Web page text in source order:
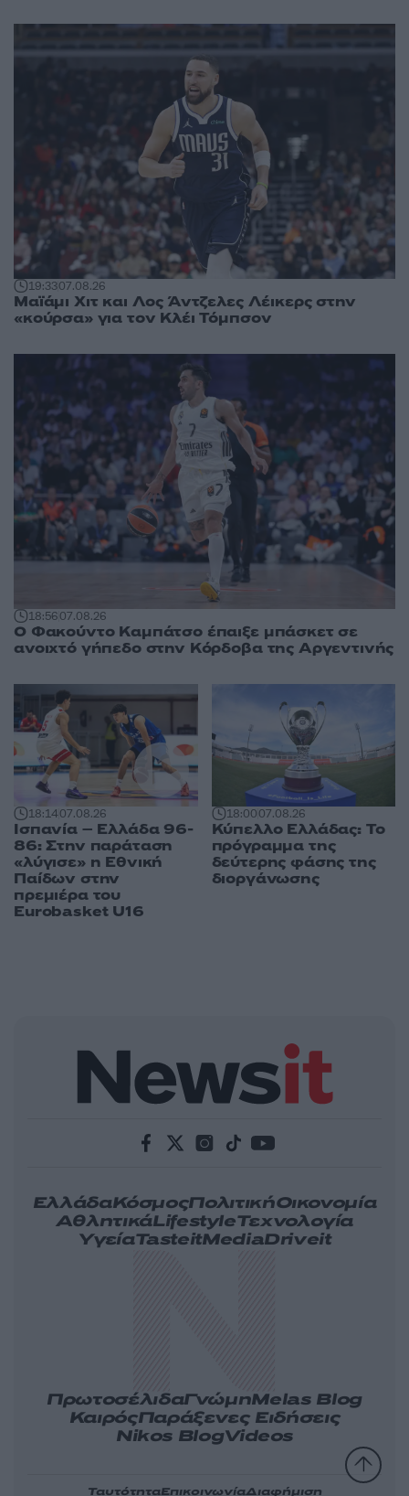
19:3307.08.26
Μαϊάμι Χιτ και Λος Άντζελες Λέικερς στην
«κούρσα» για τον Κλέι Τόμπσον
18:5607.08.26
Ο Φακούντο Καμπάτσο έπαιξε μπάσκετ σε
ανοιχτό γήπεδο στην Κόρδοβα της Αργεντινής
18:1407.08.26
Ισπανία – Ελλάδα 96-
86: Στην παράταση
«λύγισε» η Εθνική
Παίδων στην
πρεμιέρα του
Eurobasket U16
18:0007.08.26
Κύπελλο Ελλάδας: Το
πρόγραμμα της
δεύτερης φάσης της
διοργάνωσης
ΕλλάδαΚόσμοςΠολιτικήΟικονομία
ΑθλητικάLifestyleΤεχνολογία
ΥγείαTasteitMediaDriveit
ΠρωτοσέλιδαΓνώμηMelas Blog
ΚαιρόςΠαράξενες Ειδήσεις
Nikos BlogVideos
ΤαυτότηταΕπικοινωνίαΔιαφήμιση